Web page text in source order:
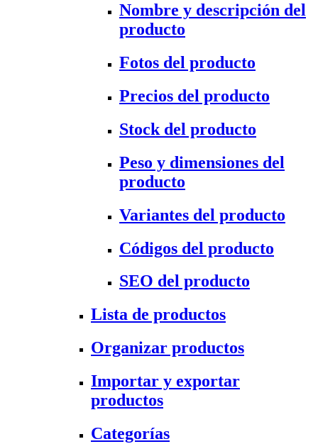
Nombre y descripción del
producto
Fotos del producto
Precios del producto
Stock del producto
Peso y dimensiones del
producto
Variantes del producto
Códigos del producto
SEO del producto
Lista de productos
Organizar productos
Importar y exportar
productos
Categorías